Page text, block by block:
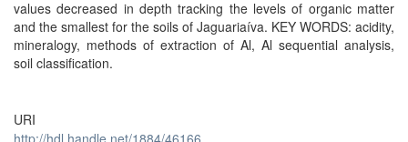
values decreased in depth tracking the levels of organic matter
and the smallest for the soils of Jaguariaíva. KEY WORDS: acidity,
mineralogy, methods of extraction of Al, Al sequential analysis,
soil classification.
URI
http://hdl.handle.net/1884/46166